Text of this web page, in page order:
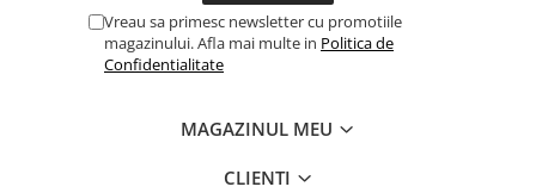
Vreau sa primesc newsletter cu promotiile
magazinului. Afla mai multe in Politica de
Confidentialitate
MAGAZINUL MEU
CLIENTI